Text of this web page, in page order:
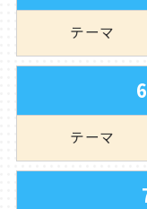
テーマ
テーマ